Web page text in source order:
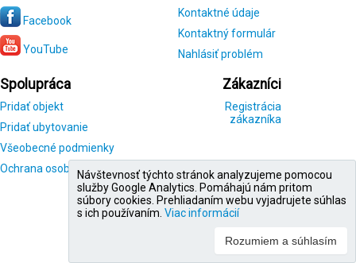
Facebook
YouTube
Kontaktné údaje
Kontaktný formulár
Nahlásiť problém
Spolupráca
Pridať objekt
Pridať ubytovanie
Všeobecné podmienky
Ochrana osobných údajov
Zákazníci
Registrácia
zákazníka
Návštevnosť týchto stránok analyzujeme pomocou
služby Google Analytics. Pomáhajú nám pritom
súbory cookies. Prehliadaním webu vyjadrujete súhlas
s ich používaním. Viac informácií